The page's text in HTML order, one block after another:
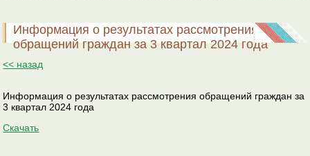
Информация о результатах рассмотрения
обращений граждан за 3 квартал 2024 года
<< назад
Информация о результатах рассмотрения обращений граждан за
3 квартал 2024 года
Скачать